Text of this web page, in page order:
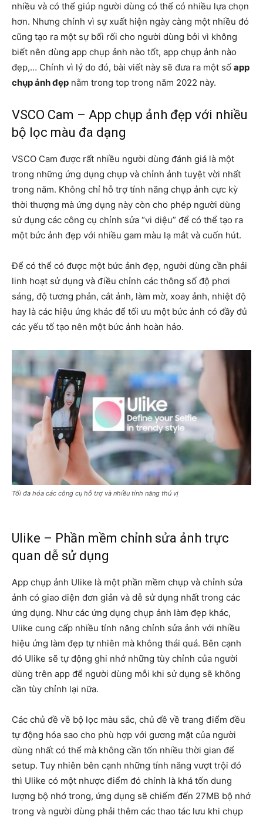
nhiều và có thể giúp người dùng có thể có nhiều lựa chọn
hơn. Nhưng chính vì sự xuất hiện ngày càng một nhiều đó
cũng tạo ra một sự bối rối cho người dùng bởi vì không
biết nên dùng app chụp ảnh nào tốt, app chụp ảnh nào
đẹp,… Chính vì lý do đó, bài viết này sẽ đưa ra một số app
chụp ảnh đẹp nằm trong top trong năm 2022 này.
VSCO Cam – App chụp ảnh đẹp với nhiều
bộ lọc màu đa dạng
VSCO Cam được rất nhiều người dùng đánh giá là một
trong những ứng dụng chụp và chỉnh ảnh tuyệt vời nhất
trong năm. Không chỉ hỗ trợ tính năng chụp ảnh cực kỳ
thời thượng mà ứng dụng này còn cho phép người dùng
sử dụng các công cụ chỉnh sửa “vi diệu” để có thể tạo ra
một bức ảnh đẹp với nhiều gam màu lạ mắt và cuốn hút.
Để có thể có được một bức ảnh đẹp, người dùng cần phải
linh hoạt sử dụng và điều chỉnh các thông số độ phơi
sáng, độ tương phản, cắt ảnh, làm mờ, xoay ảnh, nhiệt độ
hay là các hiệu ứng khác để tối ưu một bức ảnh có đầy đủ
các yếu tố tạo nên một bức ảnh hoàn hảo.
Tối đa hóa các công cụ hỗ trợ và nhiều tính năng thú vị
Ulike – Phần mềm chỉnh sửa ảnh trực
quan dễ sử dụng
App chụp ảnh Ulike là một phần mềm chụp và chỉnh sửa
ảnh có giao diện đơn giản và dễ sử dụng nhất trong các
ứng dụng. Như các ứng dụng chụp ảnh làm đẹp khác,
Ulike cung cấp nhiều tính năng chỉnh sửa ảnh với nhiều
hiệu ứng làm đẹp tự nhiên mà không thái quá. Bên cạnh
đó Ulike sẽ tự động ghi nhớ những tùy chỉnh của người
dùng trên app để người dùng mỗi khi sử dụng sẽ không
cần tùy chỉnh lại nữa.
Các chủ đề về bộ lọc màu sắc, chủ đề về trang điểm đều
tự động hóa sao cho phù hợp với gương mặt của người
dùng nhất có thể mà không cần tốn nhiều thời gian để
setup. Tuy nhiên bên cạnh những tính năng vượt trội đó
thì Ulike có một nhược điểm đó chính là khá tốn dung
lượng bộ nhớ trong, ứng dụng sẽ chiếm đến 27MB bộ nhớ
trong và người dùng phải thêm các thao tác lưu khi chụp